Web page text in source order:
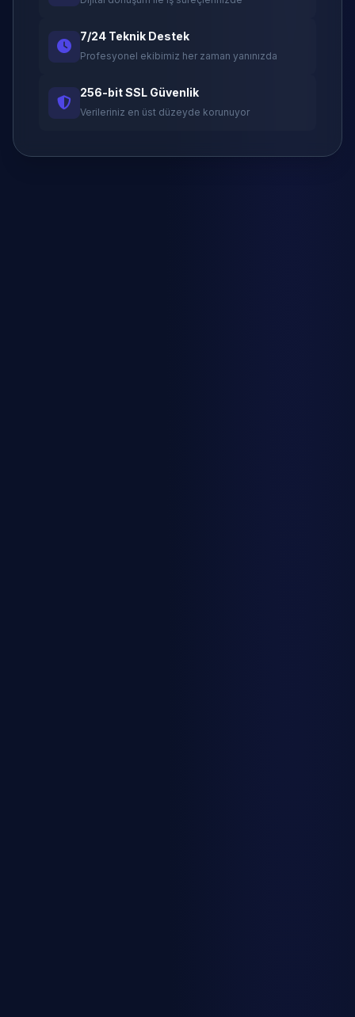
7/24 Teknik Destek
Profesyonel ekibimiz her zaman yanınızda
256-bit SSL Güvenlik
Verileriniz en üst düzeyde korunuyor